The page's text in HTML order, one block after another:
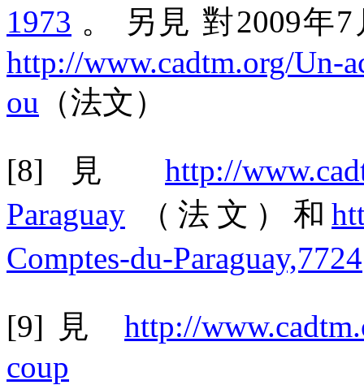
1973 。 另見 對2009年7
http://www.cadtm.org/Un-
ou （法文）
[8] 見
http://
Paraguay
（法文）和
Comptes-du-Paraguay,7724
[9] 見
http://
coup